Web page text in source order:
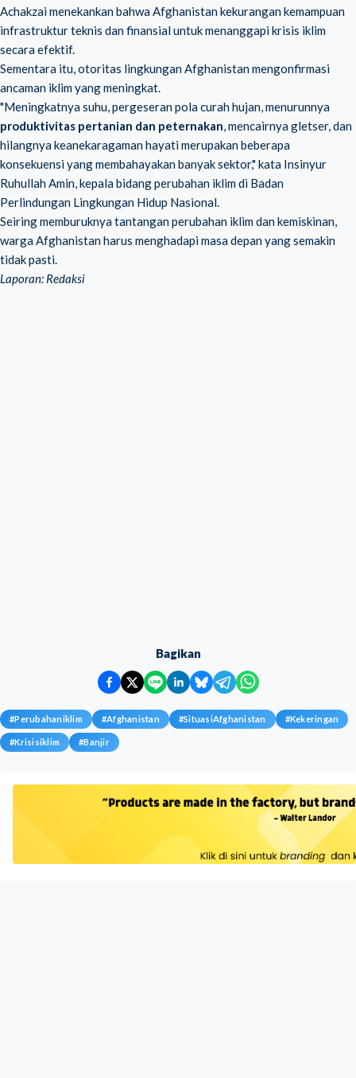
Achakzai menekankan bahwa Afghanistan kekurangan kemampuan
infrastruktur teknis dan finansial untuk menanggapi krisis iklim
secara efektif.
Sementara itu, otoritas lingkungan Afghanistan mengonfirmasi
ancaman iklim yang meningkat.
"Meningkatnya suhu, pergeseran pola curah hujan, menurunnya
produktivitas pertanian dan peternakan, mencairnya gletser, dan
hilangnya keanekaragaman hayati merupakan beberapa
konsekuensi yang membahayakan banyak sektor," kata Insinyur
Ruhullah Amin, kepala bidang perubahan iklim di Badan
Perlindungan Lingkungan Hidup Nasional.
Seiring memburuknya tantangan perubahan iklim dan kemiskinan,
warga Afghanistan harus menghadapi masa depan yang semakin
tidak pasti.
Laporan: Redaksi
Bagikan
#Perubahaniklim #Afghanistan #SituasiAfghanistan #Kekeringan
#Krisisiklim #Banjir